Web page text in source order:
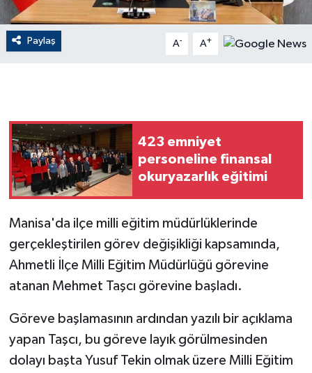
Paylaş A- A+
423 emniyet
personeline finansal
okuryazarlık eğitimi
Manisa'da ilçe milli eğitim müdürlüklerinde
gerçekleştirilen görev değişikliği kapsamında,
Ahmetli İlçe Milli Eğitim Müdürlüğü görevine
atanan Mehmet Taşcı görevine başladı.
Göreve başlamasının ardından yazılı bir açıklama
yapan Taşcı, bu göreve layık görülmesinden
dolayı başta Yusuf Tekin olmak üzere Milli Eğitim
English News
Finans
GENEL
GÜNDEM
Güvenlik
HABERDE İNSAN
İNSAN
İş Dünyası
Jandarma